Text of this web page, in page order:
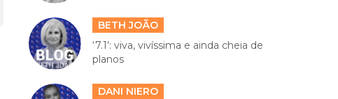
BETH JOÃO
‘7.1’: viva, vivíssima e ainda cheia de
planos
DANI NIERO